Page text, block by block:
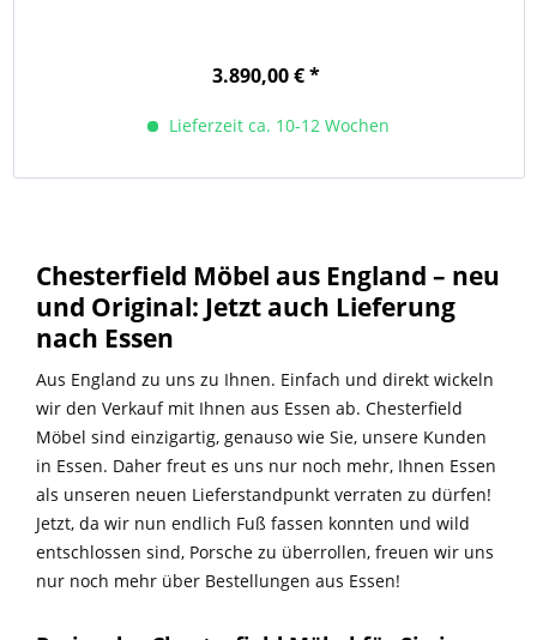
3.890,00 € *
Lieferzeit ca. 10-12 Wochen
Chesterfield Möbel aus England – neu
und Original: Jetzt auch Lieferung
nach Essen
Aus England zu uns zu Ihnen. Einfach und direkt wickeln
wir den Verkauf mit Ihnen aus Essen ab. Chesterfield
Möbel sind einzigartig, genauso wie Sie, unsere Kunden
in Essen. Daher freut es uns nur noch mehr, Ihnen Essen
als unseren neuen Lieferstandpunkt verraten zu dürfen!
Jetzt, da wir nun endlich Fuß fassen konnten und wild
entschlossen sind, Porsche zu überrollen, freuen wir uns
nur noch mehr über Bestellungen aus Essen!